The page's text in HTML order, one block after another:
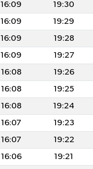
16:09 19:30
16:09 19:29
16:09 19:28
16:09 19:27
16:08 19:26
16:08 19:25
16:08 19:24
16:07 19:23
16:07 19:22
16:06 19:21